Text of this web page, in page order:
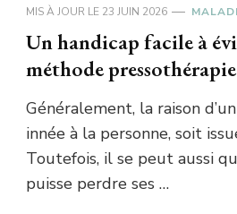
MIS À JOUR LE 23 JUIN 2026
Un handicap facile à
méthode pressothérapie
Généralement, la raison
innée à la personne, soit
Toutefois, il se peut aussi
puisse perdre ses …